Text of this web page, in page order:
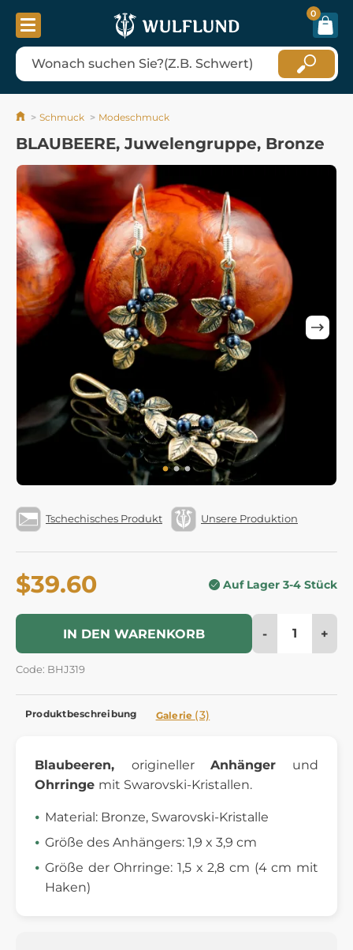
0
Schmuck Modeschmuck
BLAUBEERE, Juwelengruppe, Bronze
Tschechisches Produkt Unsere Produktion
$39.60 Auf Lager 3-4 Stück
IN DEN WARENKORB - +
Code: BHJ319
Produktbeschreibung Galerie (3)
Blaubeeren, originellerAnhänger und
Ohrringe mit Swarovski-Kristallen.
Material: Bronze, Swarovski-Kristalle
Größe des Anhängers: 1,9 x 3,9 cm
Größe der Ohrringe: 1,5 x 2,8 cm (4 cm mit
Haken)